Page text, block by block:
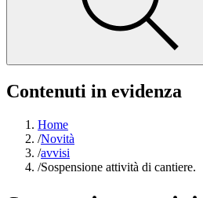
Contenuti in evidenza
Home
/Novità
/avvisi
/Sospensione attività di cantiere.